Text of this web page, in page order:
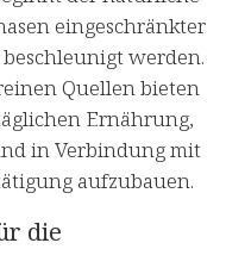
eingeschränkter
werden.
Quellen bieten
Ernährung,
in Verbindung mit
aufzubauen.
die